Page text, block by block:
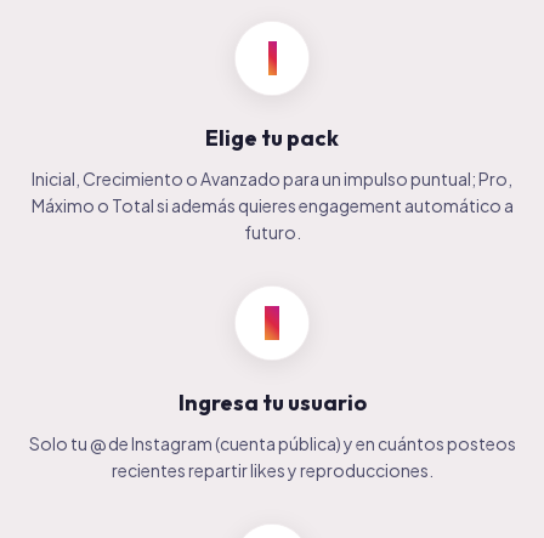
1
Elige tu pack
Inicial, Crecimiento o Avanzado para un impulso puntual; Pro,
Máximo o Total si además quieres engagement automático a
futuro.
2
Ingresa tu usuario
Solo tu @ de Instagram (cuenta pública) y en cuántos posteos
recientes repartir likes y reproducciones.